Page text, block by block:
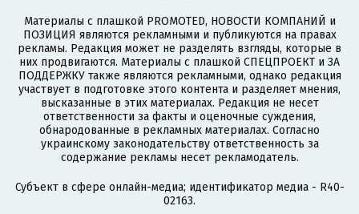
Материалы с плашкой PROMOTED, НОВОСТИ КОМПАНИЙ и
ПОЗИЦИЯ являются рекламными и публикуются на правах
рекламы. Редакция может не разделять взгляды, которые в
них продвигаются. Материалы с плашкой СПЕЦПРОЕКТ и ЗА
ПОДДЕРЖКУ также являются рекламными, однако редакция
участвует в подготовке этого контента и разделяет мнения,
высказанные в этих материалах. Редакция не несет
ответственности за факты и оценочные суждения,
обнародованные в рекламных материалах. Согласно
украинскому законодательству ответственность за
содержание рекламы несет рекламодатель.
Субъект в сфере онлайн-медиа; идентификатор медиа - R40-
02163.